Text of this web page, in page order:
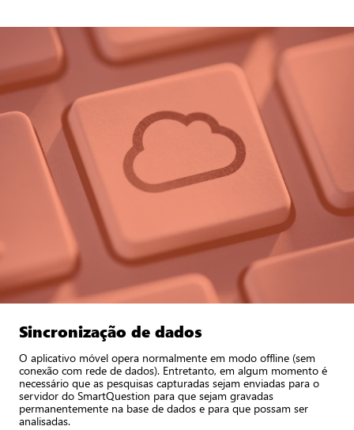
Sincronização de dados
O aplicativo móvel opera normalmente em modo offline (sem
conexão com rede de dados). Entretanto, em algum momento é
necessário que as pesquisas capturadas sejam enviadas para o
servidor do SmartQuestion para que sejam gravadas
permanentemente na base de dados e para que possam ser
analisadas.